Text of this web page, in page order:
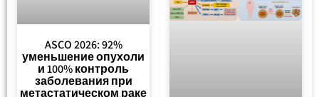
ASCO 2026: 92%
уменьшение опухоли
и 100% контроль
заболевания при
метастатическом раке